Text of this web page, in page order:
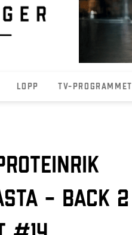
Lopp TV-programmet
– Back 2